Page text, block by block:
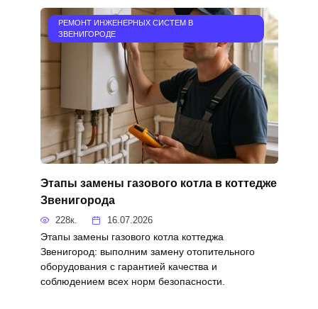
РЕМОНТ ИНЖЕНЕРНЫХ СИСТЕМ В
ЗВЕНИГОРОДЕ
Этапы замены газового котла в коттедже
Звенигорода
228к. 16.07.2026
Этапы замены газового котла коттеджа
Звенигород: выполним замену отопительного
оборудования с гарантией качества и
соблюдением всех норм безопасности.